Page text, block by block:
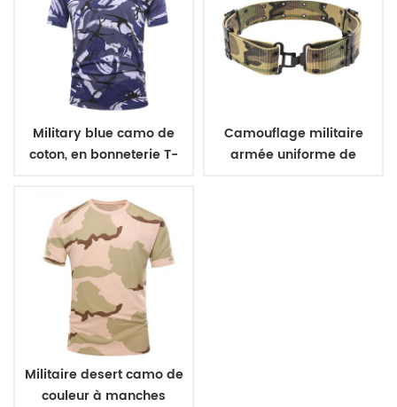
Military blue camo de
coton, en bonneterie T-
Camouflage militaire
armée uniforme de
Militaire desert camo de
couleur à manches